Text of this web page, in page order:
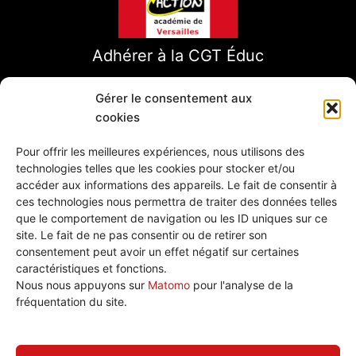
Gérer le consentement aux
cookies
Pour offrir les meilleures expériences, nous utilisons des
technologies telles que les cookies pour stocker et/ou
accéder aux informations des appareils. Le fait de consentir à
ces technologies nous permettra de traiter des données telles
que le comportement de navigation ou les ID uniques sur ce
site. Le fait de ne pas consentir ou de retirer son
consentement peut avoir un effet négatif sur certaines
caractéristiques et fonctions.
Nous nous appuyons sur Matomo pour l'analyse de la
fréquentation du site.
Adhérer à la CGT Éduc
Nous écrire